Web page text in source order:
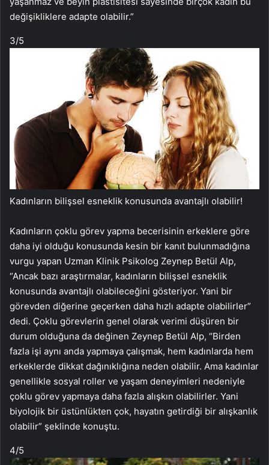
değişikliklere adapte olabilir.”
3/5
Kadınların bilişsel esneklik konusunda avantajlı olabilir!
Kadınların çoklu görev yapma becerisinin erkeklere göre
daha iyi olduğu konusunda kesin bir kanıt bulunmadığına
vurgu yapan Uzman Klinik Psikolog Zeynep Betül Alp,
“Ancak bazı araştırmalar, kadınların bilişsel esneklik
konusunda avantajlı olabileceğini gösteriyor. Yani bir
görevden diğerine geçerken daha hızlı adapte olabilirler”
dedi. Çoklu görevlerin genel olarak verimi düşüren bir
durum olduğuna da değinen Zeynep Betül Alp, “Birden
fazla işi aynı anda yapmaya çalışmak, hem kadınlarda hem
erkeklerde dikkat dağınıklığına neden olabilir. Ama kadınlar
genellikle sosyal roller ve yaşam deneyimleri nedeniyle
çoklu görev yapmaya daha fazla alışkın olabilirler. Yani
biyolojik bir üstünlükten çok, hayatın getirdiği bir alışkanlık
olabilir” şeklinde konuştu.
4/5